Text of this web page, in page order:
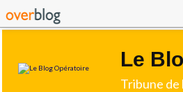
Le
Tribune de